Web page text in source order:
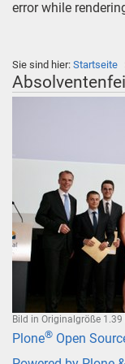
error while
Sie sind hier: Startseite
Bild in Originalgröße 1.39
Plone® Open